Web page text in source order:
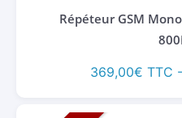
Répéteur GSM
369,00€ TTC -